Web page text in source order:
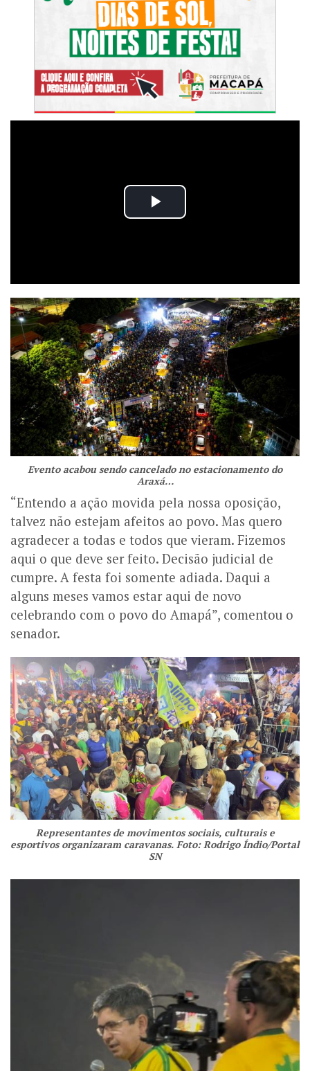
Evento acabou sendo cancelado no estacionamento do
Araxá…
“Entendo a ação movida pela nossa oposição,
talvez não estejam afeitos ao povo. Mas quero
agradecer a todas e todos que vieram. Fizemos
aqui o que deve ser feito. Decisão judicial de
cumpre. A festa foi somente adiada. Daqui a
alguns meses vamos estar aqui de novo
celebrando com o povo do Amapá”, comentou o
senador.
Representantes de movimentos sociais, culturais e
esportivos organizaram caravanas. Foto: Rodrigo Índio/Portal
SN